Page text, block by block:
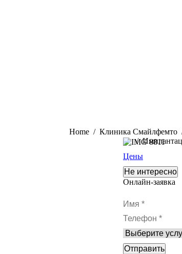
Home Клиника Смайлфемто
Цены
Не интересно
Онлайн-заявка